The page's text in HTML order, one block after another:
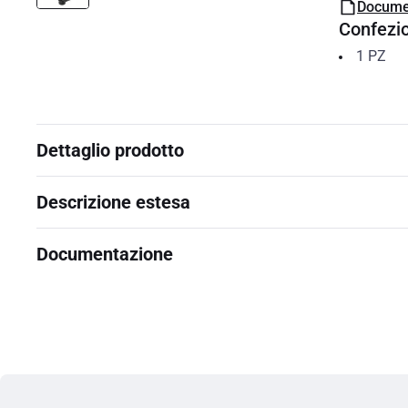
1 PZ
Dettaglio prodotto
Descrizione estesa
Documentazione